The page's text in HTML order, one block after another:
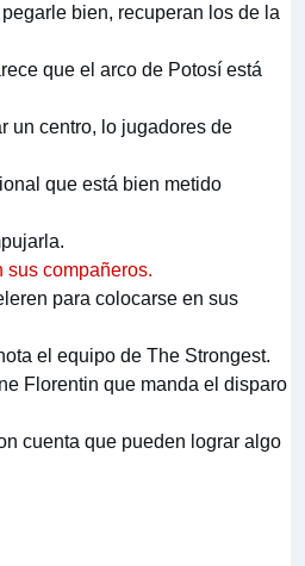
bien, recuperan los de la
que el arco de Potosí está
un centro, lo jugadores de
que está bien metido
sus compañeros.
para colocarse en sus
el equipo de The Strongest.
Florentin que manda el disparo
cuenta que pueden lograr algo